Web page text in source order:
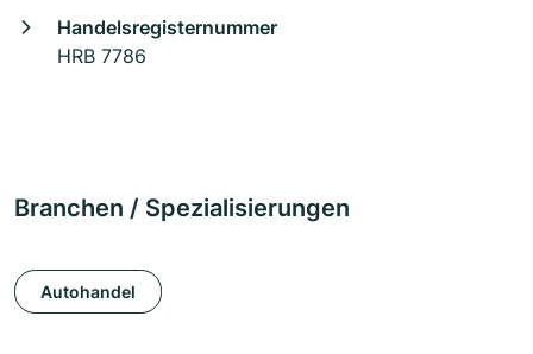
Handelsregisternummer
HRB 7786
Branchen / Spezialisierungen
Autohandel